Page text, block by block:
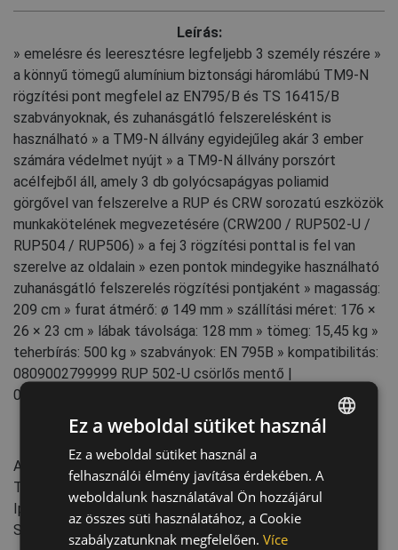
Leírás:
» emelésre és leeresztésre legfeljebb 3 személy részére »
a könnyű tömegű alumínium biztonsági háromlábú TM9-N
rögzítési pont megfelel az EN795/B és TS 16415/B
szabványoknak, és zuhanásgátló felszerelésként is
használható » a TM9-N állvány egyidejűleg akár 3 ember
számára védelmet nyújt » a TM9-N állvány porszórt
acélfejből áll, amely 3 db golyócsapágyas poliamid
görgővel van felszerelve a RUP és CRW sorozatú eszközök
munkakötelének megvezetésére (CRW200 / RUP502-U /
RUP504 / RUP506) » a fej 3 rögzítési ponttal is fel van
szerelve az oldalain » ezen pontok mindegyike használható
zuhanásgátló felszerelés rögzítési pontjaként » magasság:
209 cm » furat átmérő: ø 149 mm » szállítási méret: 176 ×
26 × 23 cm » lábak távolsága: 128 mm » tömeg: 15,45 kg »
teherbírás: 500 kg » szabványok: EN 795B » kompatibilitás:
0809002799999 RUP 502-U csörlős mentő |
0809002899999 UTBholder
Az EU-ban készült
Tömeg: 15,45 kg
Iparág: Nehézipar
Strapabírás: 500 kg
CZECH
HUNGARIAN
SLOVAK
Ez a weboldal sütiket használ
Ez a weboldal sütiket használ a
felhasználói élmény javítása érdekében. A
weboldalunk használatával Ön hozzájárul
az összes süti használatához, a Cookie
szabályzatunknak megfelelően. Více